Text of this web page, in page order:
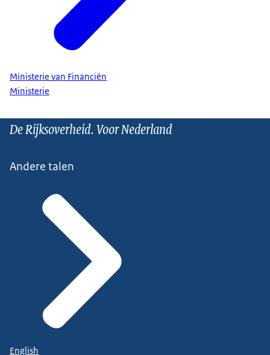
Ministerie van Financiën
Ministerie
De Rijksoverheid. Voor Nederland
Andere talen
English